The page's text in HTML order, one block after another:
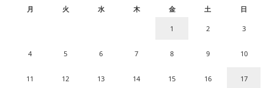
月
火 水 木 金 土 日
1 2 3
4 5 6 7 8 9 10
11 12 13 14 15 16 17